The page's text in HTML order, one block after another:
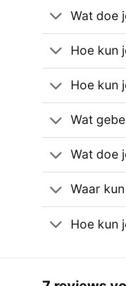
Wat doe
Hoe kun
Hoe kun
Wat
Wat doe
Waar
Hoe kun